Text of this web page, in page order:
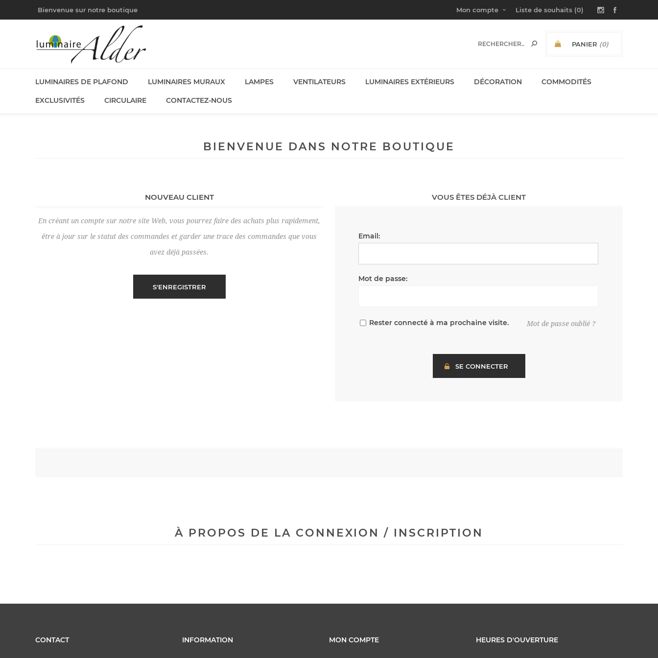
Bienvenue sur notre boutique Mon compte Liste de souhaits (0)
PANIER (0)
LUMINAIRES DE PLAFOND LUMINAIRES MURAUX LAMPES VENTILATEURS LUMINAIRES EXTÉRIEURS DÉCORATION COMMODITÉS
EXCLUSIVITÉS CIRCULAIRE CONTACTEZ-NOUS
BIENVENUE DANS NOTRE BOUTIQUE
NOUVEAU CLIENT
En créant un compte sur notre site Web, vous pourrez faire des achats plus rapidement,
être à jour sur le statut des commandes et garder une trace des commandes que vous
avez déjà passées.
VOUS ÊTES DÉJÀ CLIENT
Email:
Mot de passe:
Rester connecté à ma prochaine visite. Mot de passe oublié ?
À PROPOS DE LA CONNEXION / INSCRIPTION
CONTACT INFORMATION MON COMPTE HEURES D'OUVERTURE